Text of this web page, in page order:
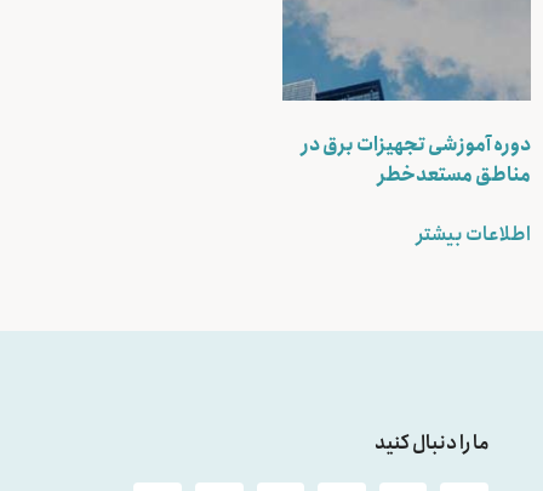
دوره آموزشی تجهیزات برق در
مناطق مستعدخطر
اطلاعات بیشتر
ما را دنبال کنید